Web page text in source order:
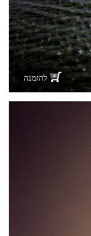
להזמנה